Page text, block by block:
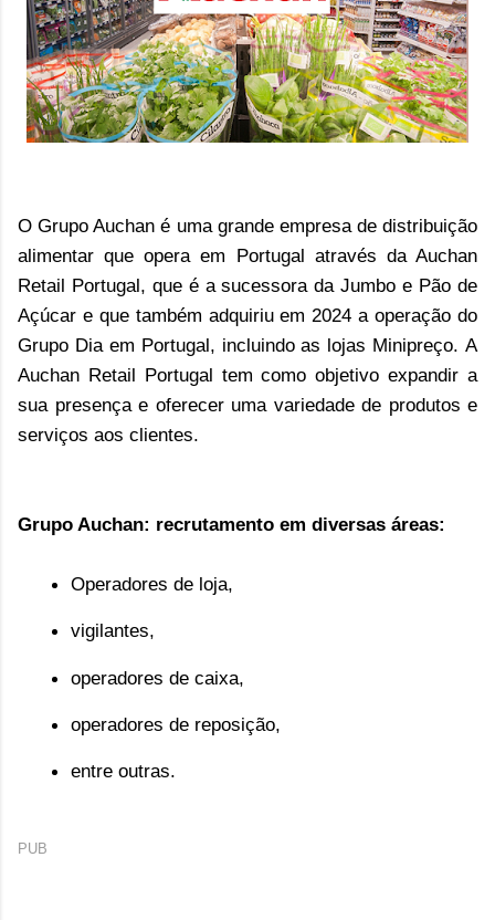
O Grupo Auchan é uma grande empresa de distribuição
alimentar que opera em Portugal através da Auchan
Retail Portugal, que é a sucessora da Jumbo e Pão de
Açúcar e que também adquiriu em 2024 a operação do
Grupo Dia em Portugal, incluindo as lojas Minipreço. A
Auchan Retail Portugal tem como objetivo expandir a
sua presença e oferecer uma variedade de produtos e
serviços aos clientes.
Grupo Auchan: recrutamento em diversas áreas:
Operadores de loja,
vigilantes,
operadores de caixa,
operadores de reposição,
entre outras.
PUB